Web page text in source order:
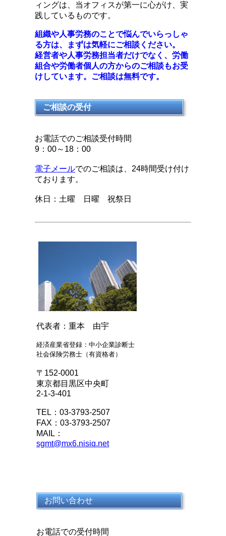
ィングは、当オフィスが第一に心がけ、実
践しているものです。
組織や人事労務のことで悩んでいらっしゃ
る方は、まずは気軽にご相談ください。
経営者や人事労務担当者だけでなく、労働
組合や労働者個人の方からのご相談もお受
けしています。ご相談は無料です。
ご相談の受付
お電話でのご相談受付時間
9：00～18：00
電子メールでのご相談は、24時間受け付け
ております。
休日：土曜 日曜 祝祭日
代表者：重本 由宇
経済産業省登録：中小企業診断士
社会保険労務士（有資格者）
〒152-0001
東京都目黒区中央町
2-1-3-401
TEL：03-3793-2507
FAX：03-3793-2507
MAIL：
sgmt@mx6.nisiq.net
お問い合わせ
お電話での受付時間